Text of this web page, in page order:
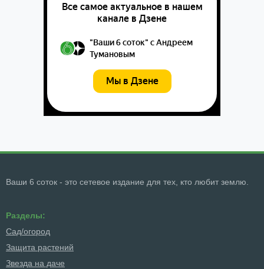
Ваши 6 соток - это сетевое издание для тех, кто любит землю.
Разделы:
Сад/огород
Защита растений
Звезда на даче